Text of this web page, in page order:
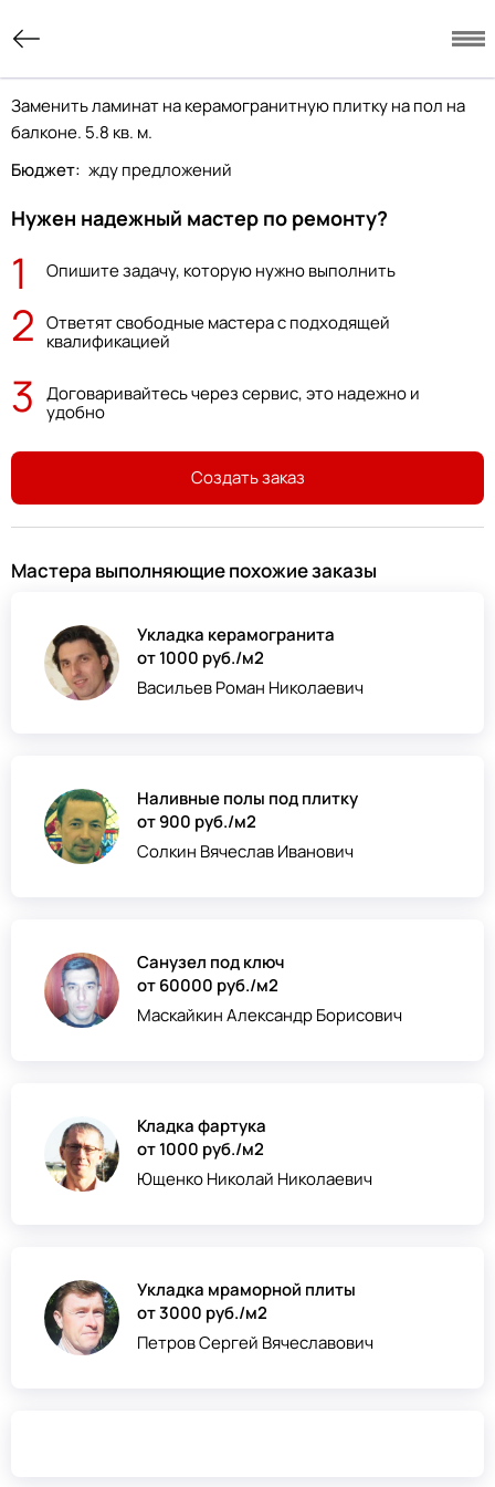
Заменить ламинат на керамогранитную плитку на пол на
балконе. 5.8 кв. м.
Бюджет: жду предложений
Нужен надежный мастер по ремонту?
1 Опишите задачу, которую нужно выполнить
2 Ответят свободные мастера с подходящей
квалификацией
3
Договаривайтесь через сервис, это надежно и
удобно
Создать заказ
Мастера выполняющие похожие заказы
Укладка керамогранита
от 1000 руб./м2
Васильев Роман Николаевич
Наливные полы под плитку
от 900 руб./м2
Солкин Вячеслав Иванович
Санузел под ключ
от 60000 руб./м2
Маскайкин Александр Борисович
Кладка фартука
от 1000 руб./м2
Ющенко Николай Николаевич
Укладка мраморной плиты
от 3000 руб./м2
Петров Сергей Вячеславович